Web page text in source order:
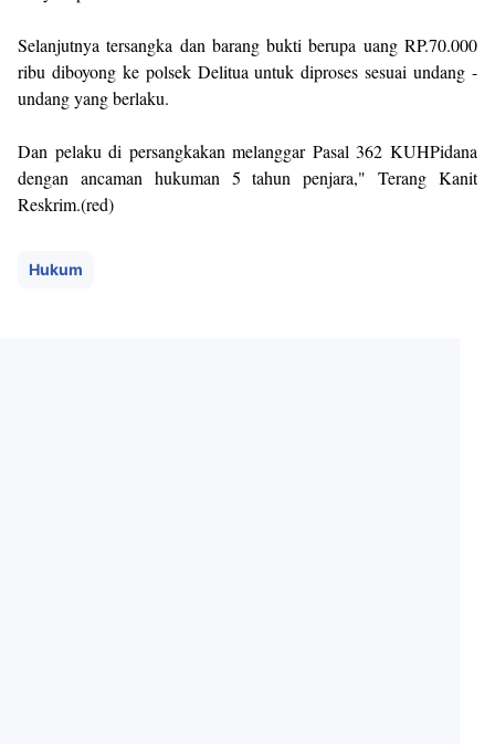
Selanjutnya tersangka dan barang bukti berupa uang RP.70.000
ribu diboyong ke polsek Delitua untuk diproses sesuai undang -
undang yang berlaku.
Dan pelaku di persangkakan melanggar Pasal 362 KUHPidana
dengan ancaman hukuman 5 tahun penjara," Terang Kanit
Reskrim.(red)
Hukum